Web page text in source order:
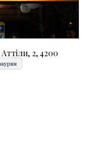
2, 4200